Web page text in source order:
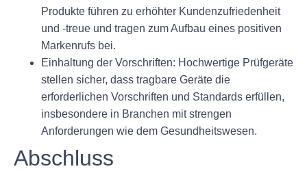
Produkte führen zu erhöhter Kundenzufriedenheit
und -treue und tragen zum Aufbau eines positiven
Markenrufs bei.
Einhaltung der Vorschriften: Hochwertige Prüfgeräte
stellen sicher, dass tragbare Geräte die
erforderlichen Vorschriften und Standards erfüllen,
insbesondere in Branchen mit strengen
Anforderungen wie dem Gesundheitswesen.
Abschluss